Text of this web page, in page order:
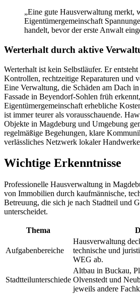
„Eine gute Hausverwaltung merkt,
Eigentümergemeinschaft
handelt, bevor der erste Anwalt
Werterhalt durch aktive
Werterhalt ist kein Selbstläufer. Er
Kontrollen, rechtzeitige Reparaturen und
Eine Verwaltung, die Schäden am Dach in
Fassade in Beyendorf-Sohlen früh
Eigentümergemeinschaft erhebliche
ist immer teurer als vorausschauende.
Objekte in Magdeburg und Umgebung
regelmäßige Begehungen, klare
verlässliches Netzwerk lokaler
Wichtige Erkenntnisse
Professionelle Hausverwaltung in
von Immobilien durch kaufmännische,
Betreuung, die sich je nach Stadtteil und
unterscheidet.
Thema
Aufgabenbereiche
Hausverwaltung
technische und
WEG ab.
Stadtteilunterschiede
Altbau in Buckau,
Olvenstedt und
jeweils andere